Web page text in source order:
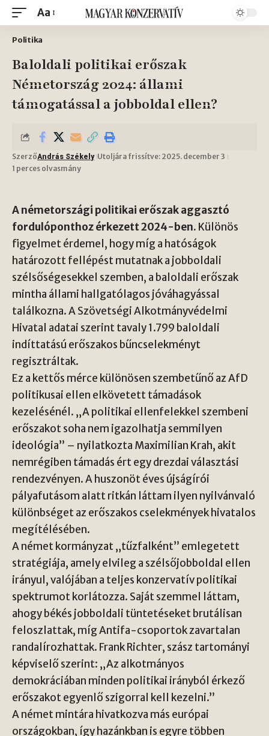
Aa
Politika
Baloldali politikai erőszak
Németország 2024: állami
támogatással a jobboldal ellen?
SzerzőAndrás Székely Utoljára frissítve: 2025. december 3
1 perces olvasmány
A németországi politikai erőszak aggasztó
fordulóponthoz érkezett 2024-ben. Különös
figyelmet érdemel, hogy míg a hatóságok
határozott fellépést mutatnak a jobboldali
szélsőségesekkel szemben, a baloldali erőszak
mintha állami hallgatólagos jóváhagyással
találkozna. A Szövetségi Alkotmányvédelmi
Hivatal adatai szerint tavaly 1.799 baloldali
indíttatású erőszakos bűncselekményt
regisztráltak.
Ez a kettős mérce különösen szembetűnő az AfD
politikusai ellen elkövetett támadások
kezelésénél. „A politikai ellenfelekkel szembeni
erőszakot soha nem igazolhatja semmilyen
ideológia” – nyilatkozta Maximilian Krah, akit
nemrégiben támadás ért egy drezdai választási
rendezvényen. A huszonöt éves újságírói
pályafutásom alatt ritkán láttam ilyen nyilvánvaló
különbséget az erőszakos cselekmények hivatalos
megítélésében.
A német kormányzat „tűzfalként” emlegetett
stratégiája, amely elvileg a szélsőjobboldal ellen
irányul, valójában a teljes konzervatív politikai
spektrumot korlátozza. Saját szemmel láttam,
ahogy békés jobboldali tüntetéseket brutálisan
feloszlattak, míg Antifa-csoportok zavartalan
randalírozhattak. Frank Richter, szász tartományi
képviselő szerint: „Az alkotmányos
demokráciában minden politikai irányból érkező
erőszakot egyenlő szigorral kell kezelni.”
A német mintára hivatkozva más európai
országokban, így hazánkban is egyre többen